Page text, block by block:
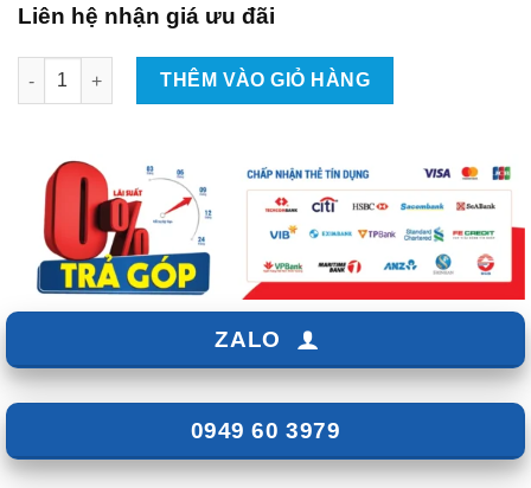
Liên hệ nhận giá ưu đãi
Dán Phim PPF Ô Tô 3M số lượng
THÊM VÀO GIỎ HÀNG
ZALO
0949 60 3979